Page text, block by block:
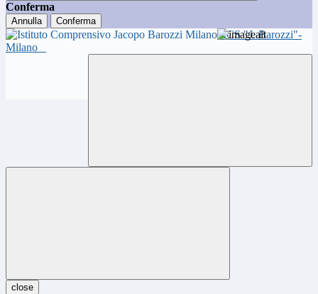
Conferma
Annulla Conferma
ICS "J. Barozzi"-
Milano
close